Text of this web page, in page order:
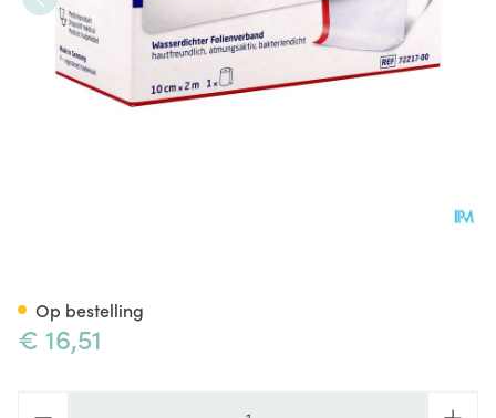
€ 16,51
Op bestelling